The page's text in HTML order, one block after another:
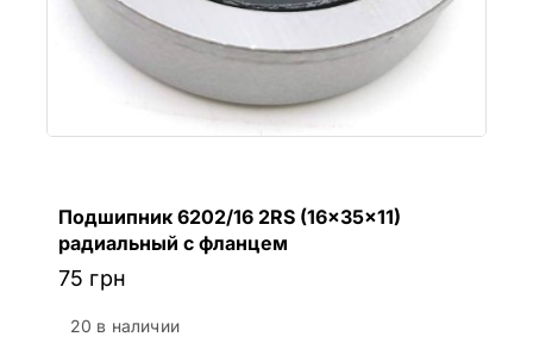
Подшипник 6202/16 2RS (16x35x11)
радиальный с фланцем
75 грн
20 в наличии